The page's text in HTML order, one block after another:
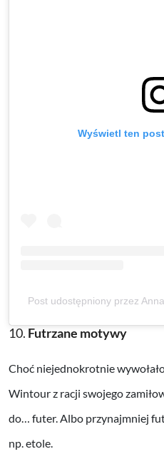
Wyświetl ten
Post udostępniony przez
10. Futrzane motywy
Choć niejednokrotnie
Wintour z racji swojego
do… futer. Albo przynajmniej
np. etole.